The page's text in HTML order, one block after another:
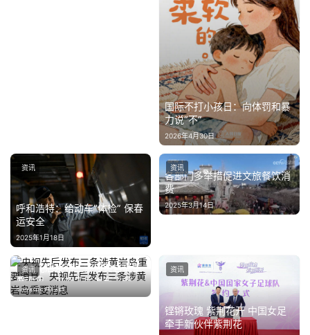
国际不打小孩日：向体罚和暴
力说“不”
2026年4月30日
呼和浩特：给动车“体检” 保春
运安全
2025年1月18日
资讯
各部门多举措促进文旅餐饮消
费
2025年3月14日
资讯
央视先后发布三条涉黄岩岛重
要消息，央视先后发布三条涉
黄岩岛重要消息
2024年5月14日
资讯
铿锵玫瑰 紫荆花开 中国女足
牵手新伙伴紫荆花
资讯